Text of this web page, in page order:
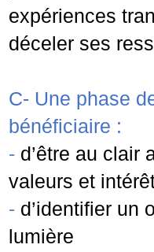
expériences
déceler ses
C- Une phase
bénéficiaire :
- d’être au clair
valeurs et
- d’identifier un
lumière